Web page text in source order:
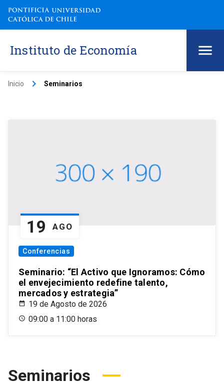
Instituto de Economía
Inicio keyboard_arrow_right Seminarios
19 AGO
Conferencias
Seminario: “El Activo que Ignoramos: Cómo
el envejecimiento redefine talento,
mercados y estrategia”
19 de Agosto de 2026
09:00 a 11:00 horas
Seminarios